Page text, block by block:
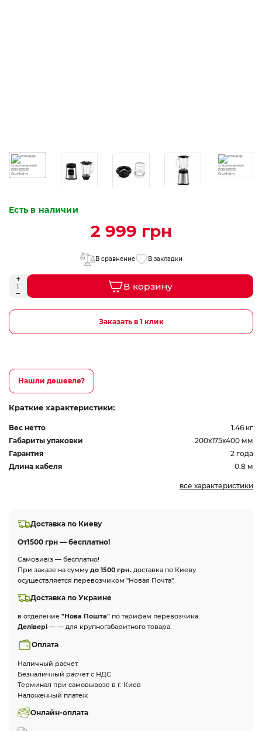
Есть в наличии
2 999 грн
В сравнение В закладки
В корзину
Заказать в 1 клик
Нашли дешевле?
Краткие характеристики:
Вес нетто
1.46 кг
Габариты упаковки
200х175х400 мм
Гарантия
2 года
Длина кабеля
0.8 м
все характеристики
Доставка по Киеву
От1500 грн — бесплатно!
Самовивіз — бесплатно!
При заказе на сумму до 1500 грн. доставка по Киеву
осуществляется перевозчиком "Новая Почта".
Доставка по Украине
в отделение "Нова Пошта" по тарифам перевозчика.
Делівері — — для крупногабаритного товара.
Оплата
Наличный расчет
Безналичный расчет с НДС
Терминал при самовывозе в г. Киев
Наложенный платеж
Онлайн-оплата